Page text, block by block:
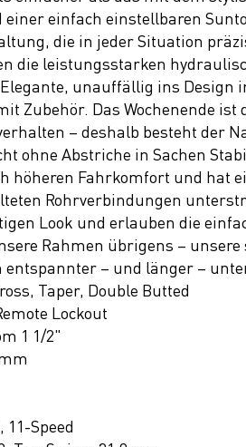
einer einfach einstellbaren
die in jeder Situation
die leistungsstarken
unauffällig ins
Zubehör. Das Wochenende ist
– deshalb besteht der
ohne Abstriche in Sachen
höheren Fahrkomfort und hat
Rohrverbindungen
Look und erlauben die
Rahmen übrigens –
– und länger –
Taper, Double Butted
Lockout
1 1/2"
11-Speed